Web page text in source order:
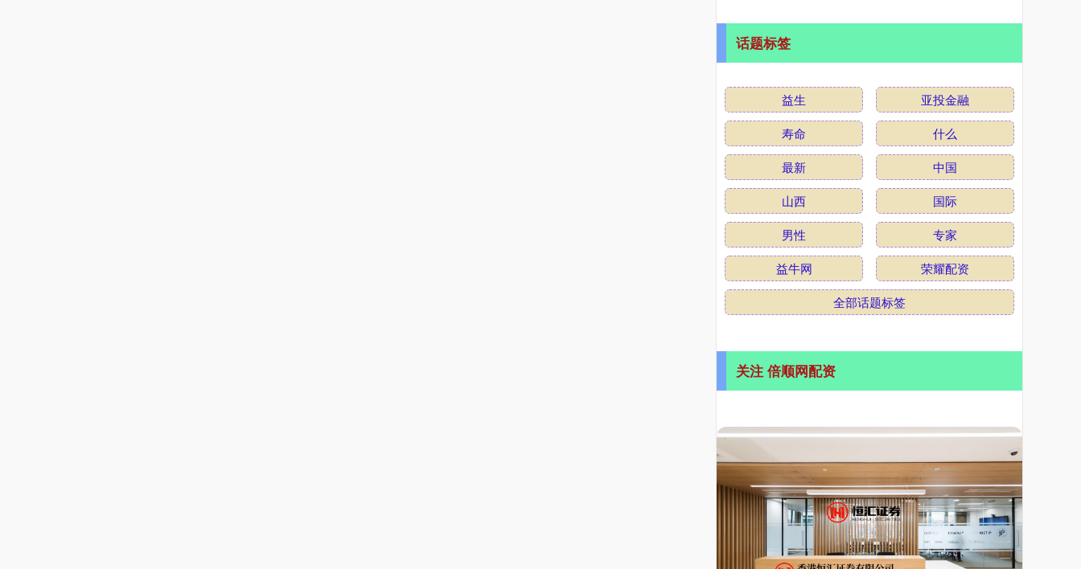
话题标签
益生
亚投金融
寿命
什么
最新
中国
山西
国际
男性
专家
益牛网
荣耀配资
全部话题标签
关注 倍顺网配资